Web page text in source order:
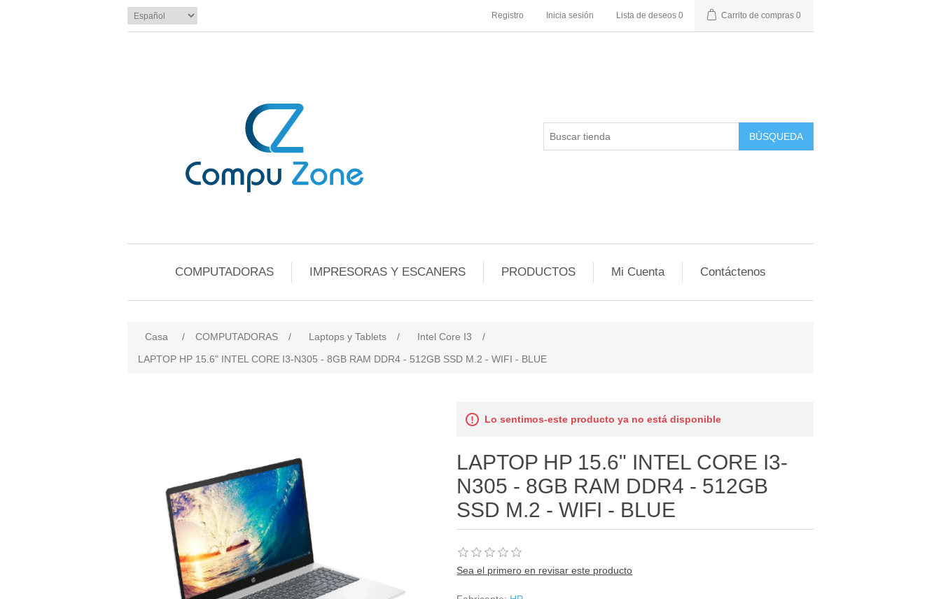
Registro Inicia sesión Lista de deseos 0 Carrito de compras 0
BÚSQUEDA
COMPUTADORAS IMPRESORAS Y ESCANERS PRODUCTOS Mi Cuenta Contáctenos
Casa / COMPUTADORAS / Laptops y Tablets / Intel Core I3
/
LAPTOP HP 15.6" INTEL CORE I3-N305 - 8GB RAM DDR4 - 512GB SSD M.2 - WIFI - BLUE
Lo sentimos-este producto ya no está disponible
LAPTOP HP 15.6" INTEL CORE I3-
N305 - 8GB RAM DDR4 - 512GB
SSD M.2 - WIFI - BLUE
Sea el primero en revisar este producto